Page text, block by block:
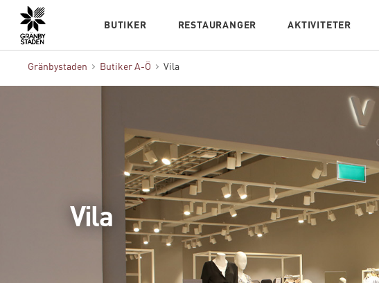
Hem BUTIKER RESTAURANGER AKTIVITETER
Gränbystaden Butiker A-Ö Vila
Vila